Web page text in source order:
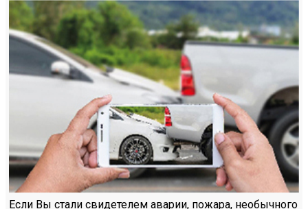
Если Вы стали свидетелем аварии, пожара, необычного